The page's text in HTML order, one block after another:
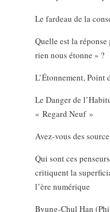
Le fardeau de la
Quelle est la
rien nous étonne » ?
L’Étonnement, Point
Le Danger de
« Regard Neuf »
Avez-vous des
Qui sont ces
critiquent la
l’ère numérique
Byung-Chul Han